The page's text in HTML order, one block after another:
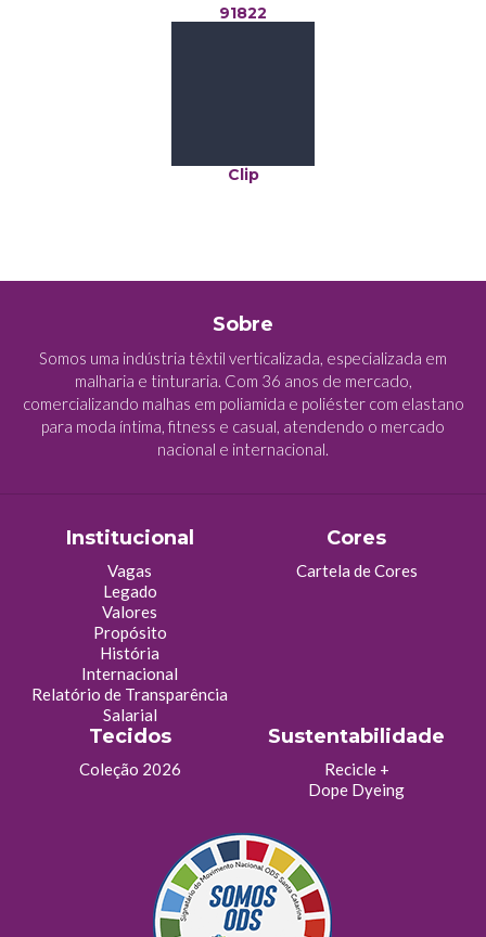
91822
Clip
Sobre
Somos uma indústria têxtil verticalizada, especializada em
malharia e tinturaria. Com 36 anos de mercado,
comercializando malhas em poliamida e poliéster com elastano
para moda íntima, fitness e casual, atendendo o mercado
nacional e internacional.
Institucional
Vagas
Legado
Valores
Propósito
História
Internacional
Relatório de Transparência
Salarial
Tecidos
Coleção 2026
Cores
Cartela de Cores
Sustentabilidade
Recicle +
Dope Dyeing